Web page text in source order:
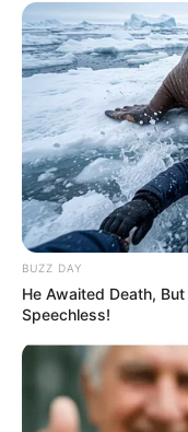
BUZZ DAY
He Awaited Death,
Speechless!